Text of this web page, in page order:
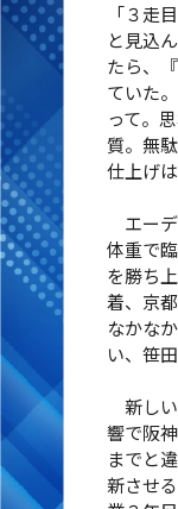
「３走
と見込
たら、
ていた
って。
質。無
仕上げ
エーデ
体重で
を勝ち
着、京
なかな
い、笹
新し
響で阪
までと
新させ